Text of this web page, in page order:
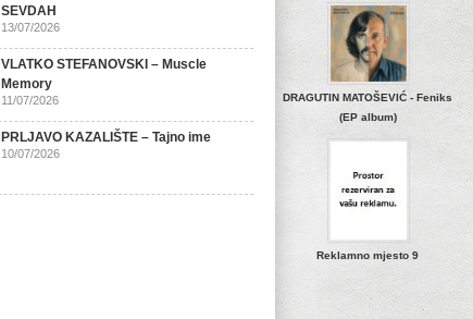
DRAGUTIN MATOŠEVIĆ - Feniks
(EP album)
Reklamno mjesto 9
SEVDAH
13/07/2026
VLATKO STEFANOVSKI – Muscle
Memory
11/07/2026
PRLJAVO KAZALIŠTE – Tajno ime
10/07/2026